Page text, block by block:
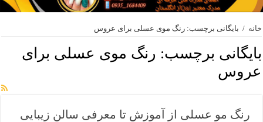
خانه / بایگانی برچسب: رنگ موی عسلی برای عروس
بایگانی برچسب: رنگ موی عسلی برای
عروس
رنگ مو عسلی از آموزش تا معرفی سالن زیبایی